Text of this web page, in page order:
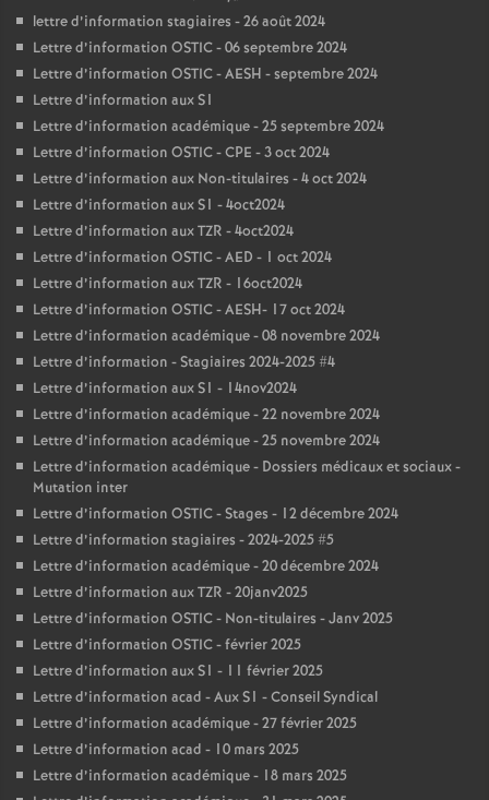
lettre d’information stagiaires - 26 août 2024
Lettre d’information OSTIC - 06 septembre 2024
Lettre d’information OSTIC - AESH - septembre 2024
Lettre d’information aux S1
Lettre d’information académique - 25 septembre 2024
Lettre d’information OSTIC - CPE - 3 oct 2024
Lettre d’information aux Non-titulaires - 4 oct 2024
Lettre d’information aux S1 - 4oct2024
Lettre d’information aux TZR - 4oct2024
Lettre d’information OSTIC - AED - 1 oct 2024
Lettre d’information aux TZR - 16oct2024
Lettre d’information OSTIC - AESH- 17 oct 2024
Lettre d’information académique - 08 novembre 2024
Lettre d’information - Stagiaires 2024-2025 #4
Lettre d’information aux S1 - 14nov2024
Lettre d’information académique - 22 novembre 2024
Lettre d’information académique - 25 novembre 2024
Lettre d’information académique - Dossiers médicaux et sociaux -
Mutation inter
Lettre d’information OSTIC - Stages - 12 décembre 2024
Lettre d’information stagiaires - 2024-2025 #5
Lettre d’information académique - 20 décembre 2024
Lettre d’information aux TZR - 20janv2025
Lettre d’information OSTIC - Non-titulaires - Janv 2025
Lettre d’information OSTIC - février 2025
Lettre d’information aux S1 - 11 février 2025
Lettre d’information acad - Aux S1 - Conseil Syndical
Lettre d’information académique - 27 février 2025
Lettre d’information acad - 10 mars 2025
Lettre d’information académique - 18 mars 2025